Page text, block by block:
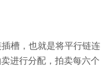
槽，也就是将平行链连
进行分配，拍卖每六个